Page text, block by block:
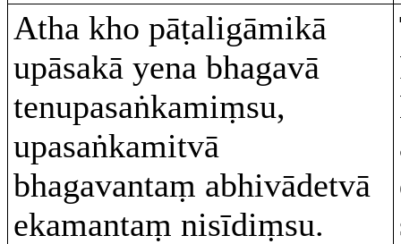
Atha kho pāṭaligāmikā
upāsakā yena bhagavā
tenupasaṅkamiṃsu,
upasaṅkamitvā
bhagavantaṃ abhivādetvā
ekamantaṃ nisīdiṃsu.